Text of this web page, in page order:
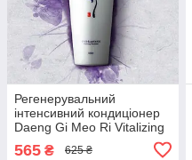
Регенерувальний
інтенсивний кондиціонер
Daeng Gi Meo Ri Vitalizing
565 ₴ 625 ₴